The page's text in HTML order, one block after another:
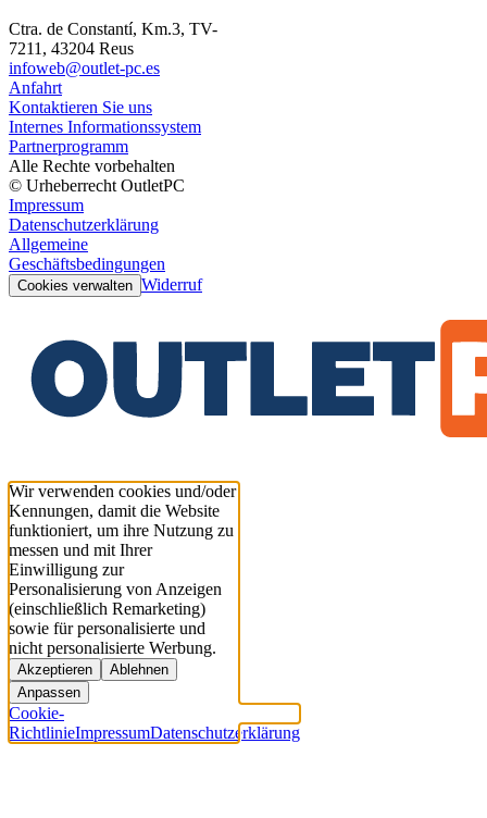
Ctra. de Constantí, Km.3, TV-
7211, 43204 Reus
infoweb@outlet-pc.es
Anfahrt
Kontaktieren Sie uns
Internes Informationssystem
Partnerprogramm
Alle Rechte vorbehalten
© Urheberrecht OutletPC
Impressum
Datenschutzerklärung
Allgemeine
Geschäftsbedingungen
Cookies verwalten Widerruf
Wir verwenden cookies und/oder
Kennungen, damit die Website
funktioniert, um ihre Nutzung zu
messen und mit Ihrer
Einwilligung zur
Personalisierung von Anzeigen
(einschließlich Remarketing)
sowie für personalisierte und
nicht personalisierte Werbung.
Akzeptieren
Ablehnen
Anpassen
Cookie-
RichtlinieImpressumDatenschutzerklärung